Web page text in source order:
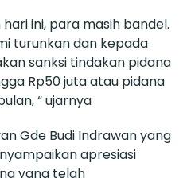
ini, para masih bandel.
turunkan dan kepada
sanksi tindakan pidana
Rp50 juta atau pidana
“ ujarnya
Gde Budi Indrawan yang
apresiasi
yang telah